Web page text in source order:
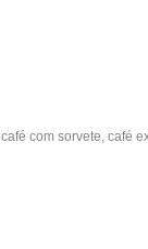
café com sorvete, café